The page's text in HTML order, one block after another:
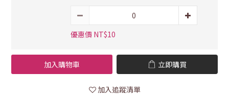
優惠價 NT$10
加入購物車 立即購買
加入追蹤清單